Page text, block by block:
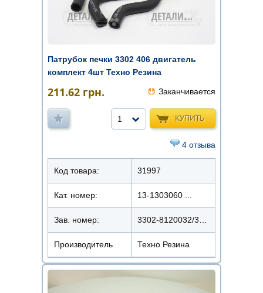
Патрубок печки 3302 406 двигатель
комплект 4шт Техно Резина
211.62 грн. Заканчивается
КУПИТЬ
1
4 отзыва
Код товара: 31997
Кат. номер: 13-1303060 ...
Зав. номер: 3302-8120032/34/42/44
Производитель Техно Резина